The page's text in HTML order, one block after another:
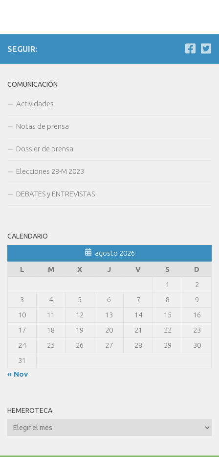
SEGUIR:
COMUNICACIÓN
Actividades
Notas de prensa
Dossier de prensa
Elecciones 28-M 2023
DEBATES y ENTREVISTAS
CALENDARIO
agosto 2026
L
M X J V S
D
1
2
3
4 5 6 7 8
9
10
11 12 13 14 15
16
17
18 19 20 21 22
23
24
25 26 27 28 29
30
31
« Nov
HEMEROTECA
Hemeroteca